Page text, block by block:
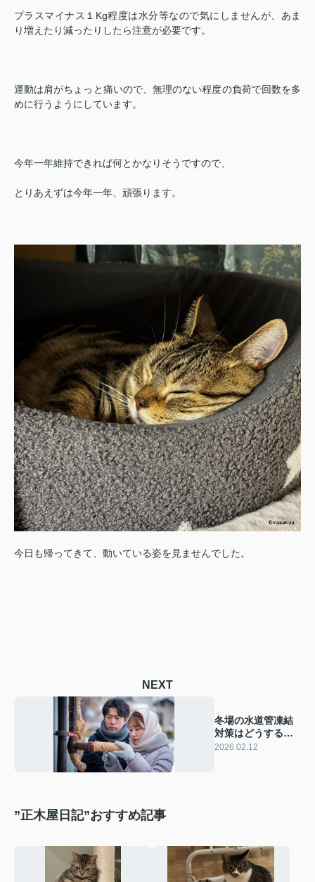
プラスマイナス１Kg程度は水分等なので気にしませんが、あま
り増えたり減ったりしたら注意が必要です。
運動は肩がちょっと痛いので、無理のない程度の負荷で回数を多
めに行うようにしています。
今年一年維持できれば何とかなりそうですので、
とりあえずは今年一年、頑張ります。
今日も帰ってきて、動いている姿を見ませんでした。
NEXT
冬場の水道管凍結
対策はどうする？
自宅でできる方法
2026.02.12
”正木屋日記”おすすめ記事